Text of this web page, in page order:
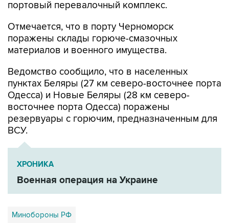
портовый перевалочный комплекс.
Отмечается, что в порту Черноморск
поражены склады горюче-смазочных
материалов и военного имущества.
Ведомство сообщило, что в населенных
пунктах Беляры (27 км северо-восточнее порта
Одесса) и Новые Беляры (28 км северо-
восточнее порта Одесса) поражены
резервуары с горючим, предназначенным для
ВСУ.
ХРОНИКА
Военная операция на Украине
Минобороны РФ